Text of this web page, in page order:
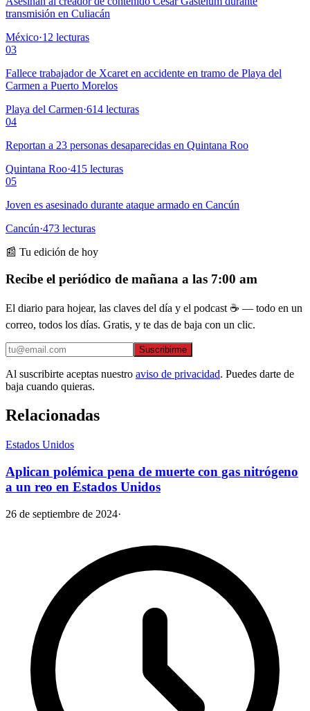
transmisión en Culiacán
México·12 lecturas
03
Fallece trabajador de Xcaret en accidente en tramo de Playa del
Carmen a Puerto Morelos
Playa del Carmen·614 lecturas
04
Reportan a 23 personas desaparecidas en Quintana Roo
Quintana Roo·415 lecturas
05
Joven es asesinado durante ataque armado en Cancún
Cancún·473 lecturas
📰 Tu edición de hoy
Recibe el periódico de mañana a las 7:00 am
El diario para hojear, las claves del día y el podcast ☕ — todo en un
correo, todos los días. Gratis, y te das de baja con un clic.
Suscribirme
Al suscribirte aceptas nuestro aviso de privacidad. Puedes darte de
baja cuando quieras.
Relacionadas
Estados Unidos
Aplican polémica pena de muerte con gas nitrógeno
a un reo en Estados Unidos
26 de septiembre de 2024·